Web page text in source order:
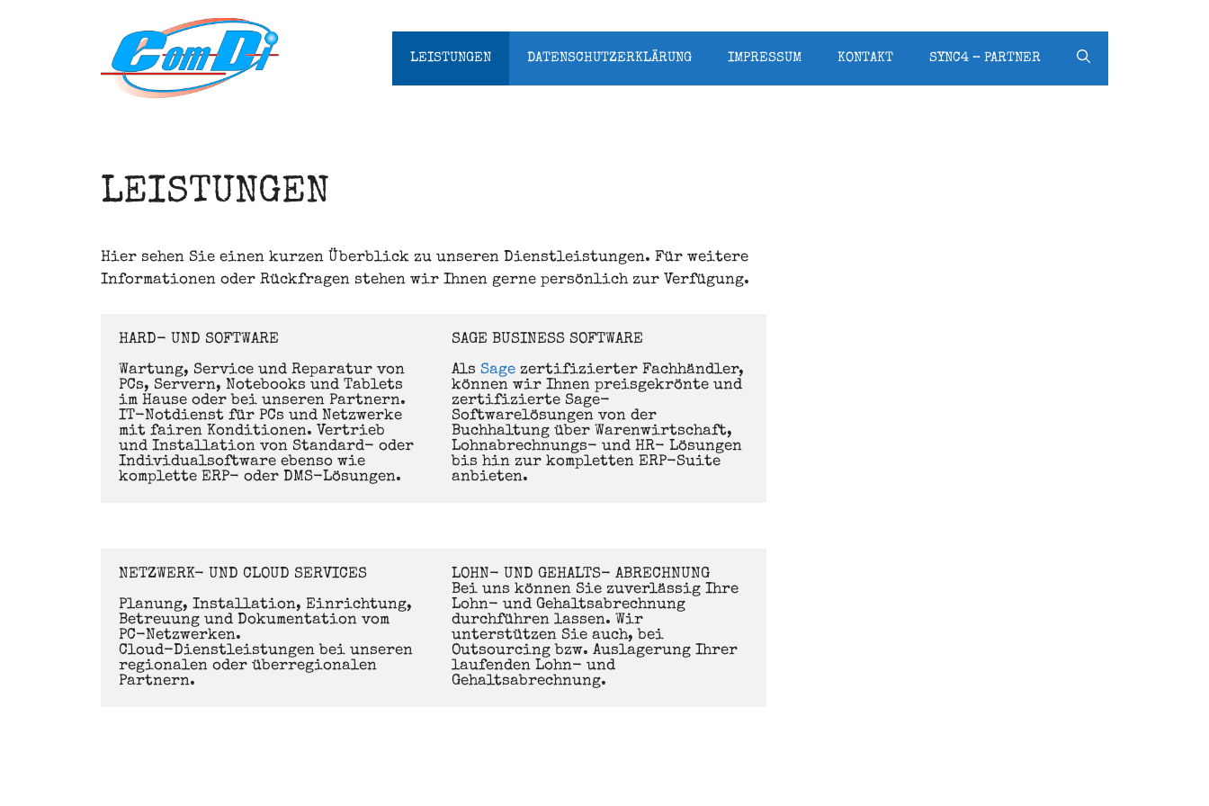
LEISTUNGEN DATENSCHUTZERKLÄRUNG IMPRESSUM KONTAKT SYNC4 – PARTNER
LEISTUNGEN
Hier sehen Sie einen kurzen Überblick zu unseren Dienstleistungen. Für weitere
Informationen oder Rückfragen stehen wir Ihnen gerne persönlich zur Verfügung.
HARD- UND SOFTWARE
Wartung, Service und Reparatur von
PCs, Servern, Notebooks und Tablets
im Hause oder bei unseren Partnern.
IT-Notdienst für PCs und Netzwerke
mit fairen Konditionen. Vertrieb
und Installation von Standard- oder
Individualsoftware ebenso wie
komplette ERP- oder DMS-Lösungen.
SAGE BUSINESS SOFTWARE
Als Sage zertifizierter Fachhändler,
können wir Ihnen preisgekrönte und
zertifizierte Sage-
Softwarelösungen von der
Buchhaltung über Warenwirtschaft,
Lohnabrechnungs- und HR- Lösungen
bis hin zur kompletten ERP-Suite
anbieten.
NETZWERK- UND CLOUD SERVICES
Planung, Installation, Einrichtung,
Betreuung und Dokumentation vom
PC-Netzwerken.
Cloud-Dienstleistungen bei unseren
regionalen oder überregionalen
Partnern.
LOHN- UND GEHALTS- ABRECHNUNG
Bei uns können Sie zuverlässig Ihre
Lohn- und Gehaltsabrechnung
durchführen lassen. Wir
unterstützen Sie auch, bei
Outsourcing bzw. Auslagerung Ihrer
laufenden Lohn- und